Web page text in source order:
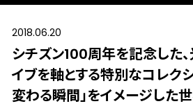
2018.06.20
シチズン100周年を記念した
イブを軸とする特別なコレク
変わる瞬間」をイメージした